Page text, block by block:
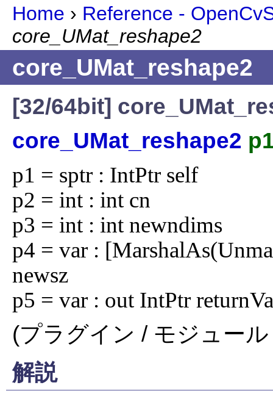
Home › Reference -
core_UMat_reshape2
core_UMat_reshape2
[32/64bit]
core_UMat_reshape2
p1 = sptr : IntPtr self
p2 = int : int cn
p3 = int : int newndims
p4 = var :
newsz
p5 = var : out IntPtr
(プラグイン / モジュー
解説